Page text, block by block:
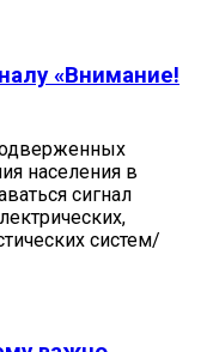
«Внимание!
населения в
сигнал
систем/